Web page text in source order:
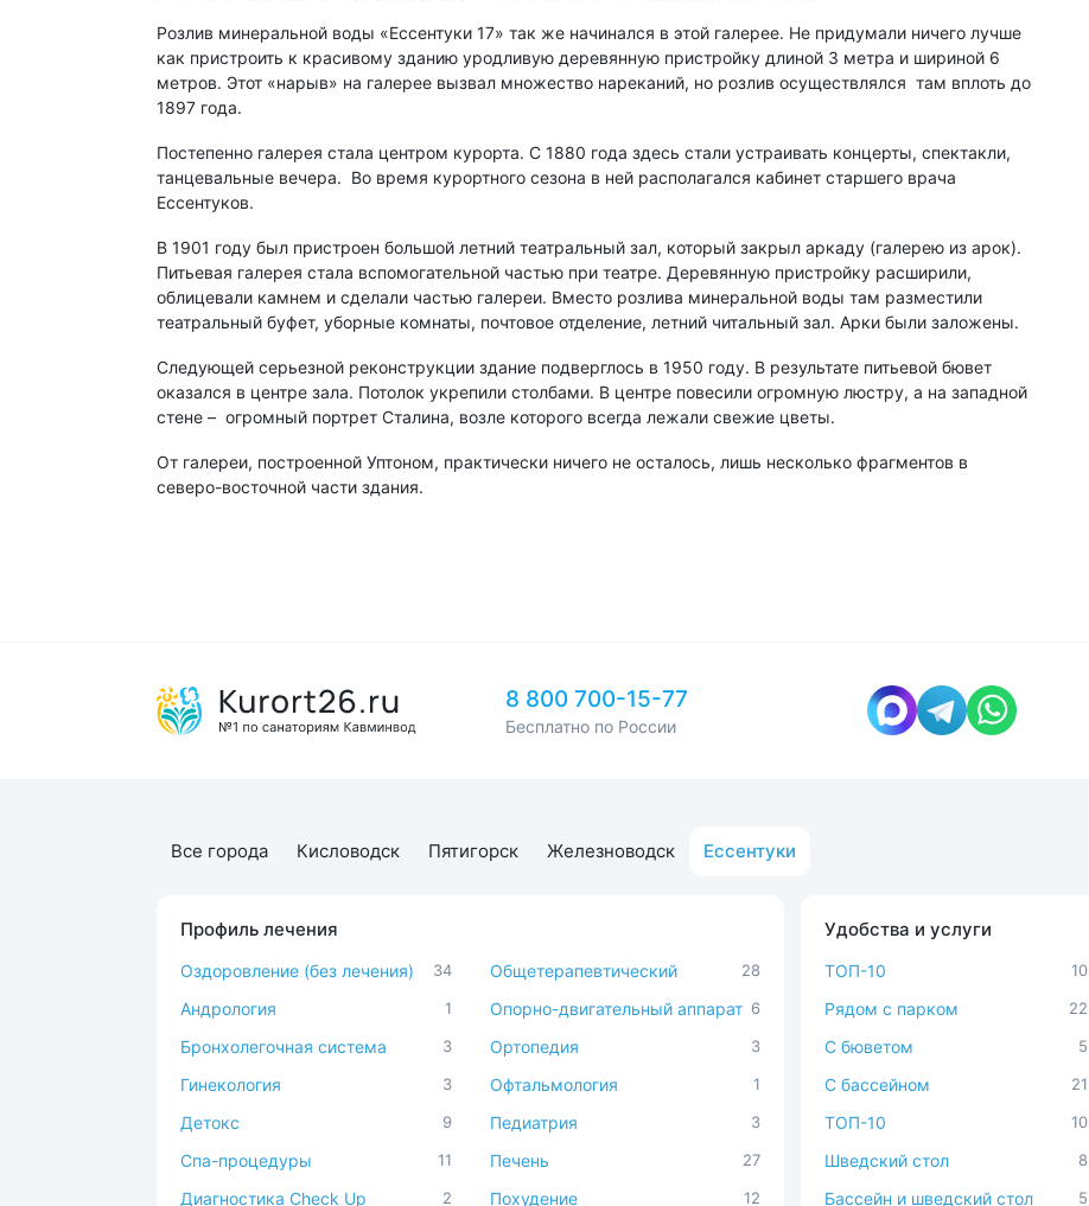
Розлив минеральной воды «Ессентуки 17» так же начинался в этой галерее. Не придумали ничего лучше
как пристроить к красивому зданию уродливую деревянную пристройку длиной 3 метра и шириной 6
метров. Этот «нарыв» на галерее вызвал множество нареканий, но розлив осуществлялся там вплоть до
1897 года.
Постепенно галерея стала центром курорта. С 1880 года здесь стали устраивать концерты, спектакли,
танцевальные вечера. Во время курортного сезона в ней располагался кабинет старшего врача
Ессентуков.
В 1901 году был пристроен большой летний театральный зал, который закрыл аркаду (галерею из арок).
Питьевая галерея стала вспомогательной частью при театре. Деревянную пристройку расширили,
облицевали камнем и сделали частью галереи. Вместо розлива минеральной воды там разместили
театральный буфет, уборные комнаты, почтовое отделение, летний читальный зал. Арки были заложены.
Следующей серьезной реконструкции здание подверглось в 1950 году. В результате питьевой бювет
оказался в центре зала. Потолок укрепили столбами. В центре повесили огромную люстру, а на западной
стене – огромный портрет Сталина, возле которого всегда лежали свежие цветы.
От галереи, построенной Уптоном, практически ничего не осталось, лишь несколько фрагментов в
северо-восточной части здания.
8 800 700-15-77
Бесплатно по России
Все города Кисловодск Пятигорск Железноводск Ессентуки
Профиль лечения
Оздоровление (без лечения) 34
Андрология 1
Бронхолегочная система 3
Гинекология 3
Детокс 9
Спа-процедуры 11
Диагностика Check Up 2
Общетерапевтический 28
Опорно-двигательный аппарат 6
Ортопедия 3
Офтальмология 1
Педиатрия 3
Печень 27
Похудение 12
Удобства и услуги
ТОП-10 10
Рядом с парком 22
C бюветом 5
С бассейном 21
ТОП-10 10
Шведский стол 8
Бассейн и шведский стол 5